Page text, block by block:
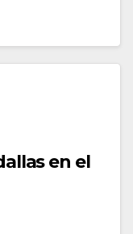
en el